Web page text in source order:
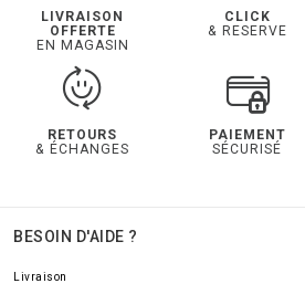
LIVRAISON
OFFERTE
EN MAGASIN
CLICK
& RESERVE
RETOURS
& ÉCHANGES
PAIEMENT
SÉCURISÉ
BESOIN D'AIDE ?
Livraison